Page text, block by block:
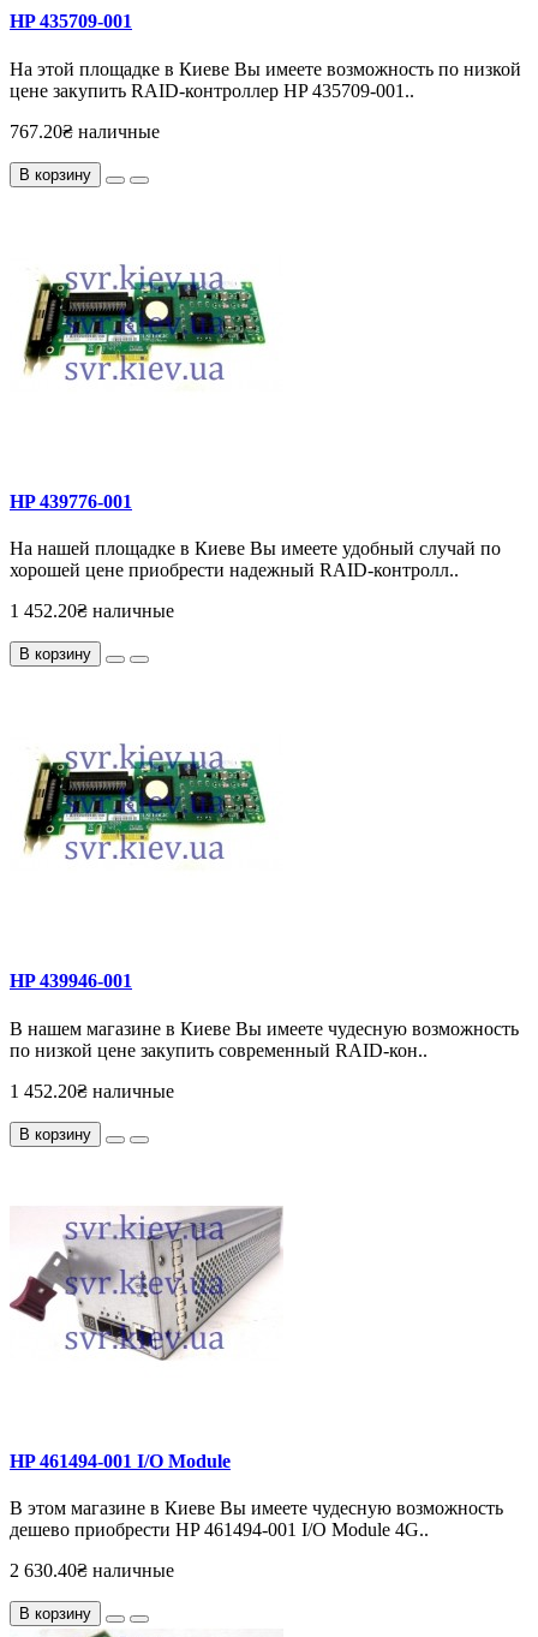
HP 435709-001
На этой площадке в Киеве Вы имеете возможность по низкой
цене закупить RAID-контроллер HP 435709-001..
767.20₴ наличные
В корзину
HP 439776-001
На нашей площадке в Киеве Вы имеете удобный случай по
хорошей цене приобрести надежный RAID-контролл..
1 452.20₴ наличные
В корзину
HP 439946-001
В нашем магазине в Киеве Вы имеете чудесную возможность
по низкой цене закупить современный RAID-кон..
1 452.20₴ наличные
В корзину
HP 461494-001 I/O Module
В этом магазине в Киеве Вы имеете чудесную возможность
дешево приобрести HP 461494-001 I/O Module 4G..
2 630.40₴ наличные
В корзину